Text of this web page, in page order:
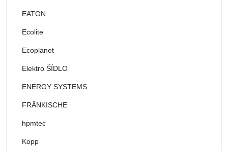
EATON
Ecolite
Ecoplanet
Elektro ŠÍDLO
ENERGY SYSTEMS
FRÄNKISCHE
hpmtec
Kopp